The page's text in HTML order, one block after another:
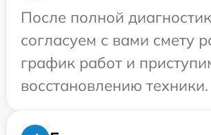
После полной
согласуем с вами смету
график работ и
восстановлению техники.